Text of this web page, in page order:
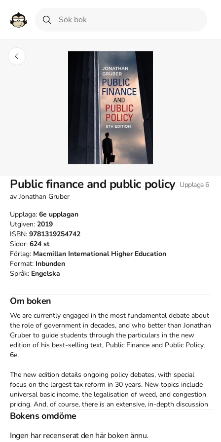
Public finance and public policy Upplaga 6
av Jonathan Gruber
Upplaga: 6e upplagan
Utgiven: 2019
ISBN: 9781319254742
Sidor: 624 st
Förlag: Macmillan International Higher Education
Format: Inbunden
Språk: Engelska
Om boken
We are currently engaged in the most fundamental debate about
the role of government in decades, and who better than Jonathan
Gruber to guide students through the particulars in the new
edition of his best-selling text, Public Finance and Public Policy,
6e.
The new edition details ongoing policy debates, with special
focus on the largest tax reform in 30 years. New topics include
universal basic income, the legalisation of weed, and congestion
pricing. And, of course, there is an extensive, in-depth discussion
of the debate over health care
At the heart of this new edition is the author’s belief that at no
Bokens omdöme
Ingen har recenserat den här boken ännu.